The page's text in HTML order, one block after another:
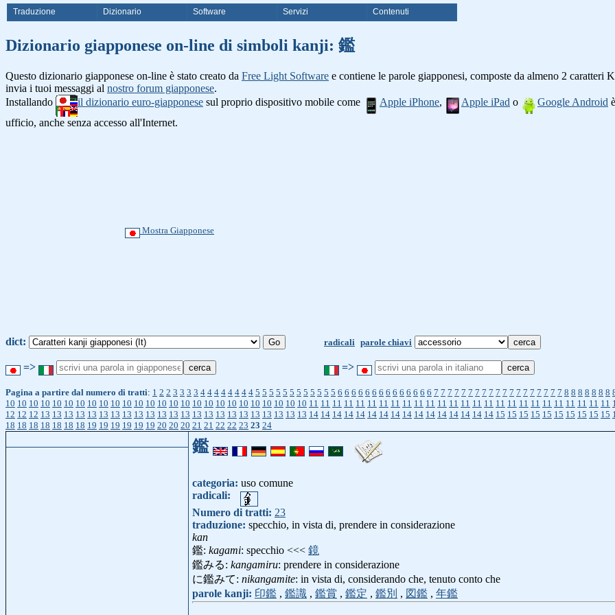
Traduzione Dizionario Software Servizi Contenuti
Dizionario giapponese on-line di simboli kanji: 鑑
Questo dizionario giapponese on-line è stato creato da Free Light Software e contiene le parole giapponesi, composte da almeno 2 caratteri
invia i tuoi messaggi al nostro forum giapponese.
Installando
il dizionario euro-giapponese sul proprio dispositivo mobile come Apple iPhone, Apple iPad o Google Android
ufficio, anche senza accesso all'Internet.
Mostra Giapponese
dict: radicali parole chiavi
=> =>
Pagina a partire dal numero di tratti: 1 2 2 3 3 3 3 4 4 4 4 4 4 4 4 5 5 5 5 5 5 5 5 5 5 5 5 6 6 6 6 6 6 6 6 6 6 6 6 6 6 7 7 7 7 7 7 7 7 7 7 7 7 7 7 7 7 7 7 7 8 8 8 8 8 8 8
10 10 10 10 10 10 10 10 10 10 10 10 10 10 10 10 10 10 10 10 10 10 10 10 10 10 11 11 11 11 11 11 11 11 11 11 11 11 11 11 11 11 11 11 11 11 11 11 11 11 11 11
12 12 12 13 13 13 13 13 13 13 13 13 13 13 13 13 13 13 13 13 13 13 13 13 13 13 14 14 14 14 14 14 14 14 14 14 14 14 14 14 14 14 15 15 15 15 15 15 15 15 15 15
18 18 18 18 18 18 18 19 19 19 19 19 19 20 20 20 21 21 22 22 23 23 24
鑑
categoria: uso comune
radicali:
Numero di tratti: 23
traduzione: specchio, in vista di, prendere in considerazione
kan
鑑: kagami: specchio <<< 鏡
鑑みる: kangamiru: prendere in considerazione
に鑑みて: nikangamite: in vista di, considerando che, tenuto conto che
parole kanji: 印鑑 , 鑑識 , 鑑賞 , 鑑定 , 鑑別 , 図鑑 , 年鑑